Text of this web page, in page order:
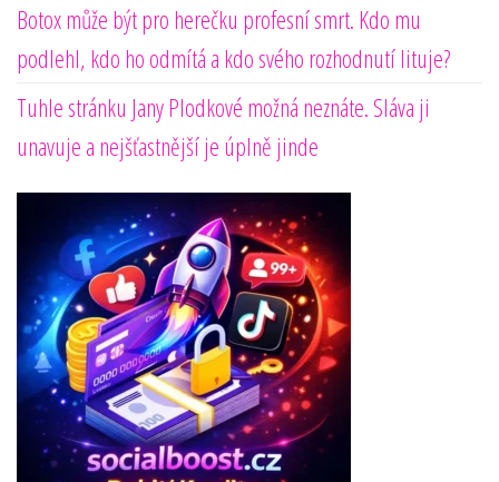
Botox může být pro herečku profesní smrt. Kdo mu
podlehl, kdo ho odmítá a kdo svého rozhodnutí lituje?
Tuhle stránku Jany Plodkové možná neznáte. Sláva ji
unavuje a nejšťastnější je úplně jinde